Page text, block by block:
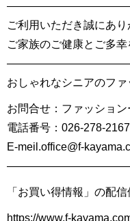
ご利用いただき誠にあり
ご家族のご健康とご多幸
おしゃれなシニアのフ
お問合せ：ファッション
電話番号：026-278-
E-meil.office@f-
「お買い得情報」の配
https://www.f-